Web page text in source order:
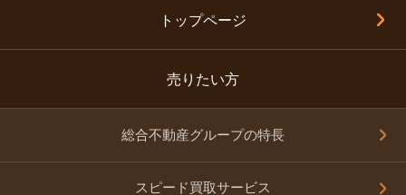
トップページ
売りたい方
総合不動産グループの特長
スピード買取サービス